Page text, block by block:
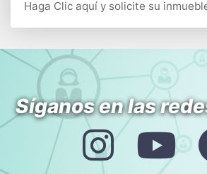
Haga Clic aquí y solicite su
Síganos en las